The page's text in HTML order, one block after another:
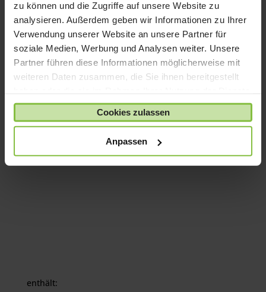
zu können und die Zugriffe auf unsere Website zu
analysieren. Außerdem geben wir Informationen zu Ihrer
Verwendung unserer Website an unsere Partner für
soziale Medien, Werbung und Analysen weiter. Unsere
Partner führen diese Informationen möglicherweise mit
weiteren Daten zusammen, die Sie ihnen bereitgestellt
gesammelt haben.
Cookies zulassen
Anpassen
Das Starterbundle “Apple Configurator“ bietet Ihnen
im Schuleinsatz die größtmögliche Flexibilität bei
einfacher und einheitlicher Administration. Die
Verwaltung der iPads erfolgt über den Apple
Configurator mit einem MacBook Air. Die iPads
werden dazu an das MacBook Air über den iPad-
Starterbundle „Mobile Device
Management“
enthält: